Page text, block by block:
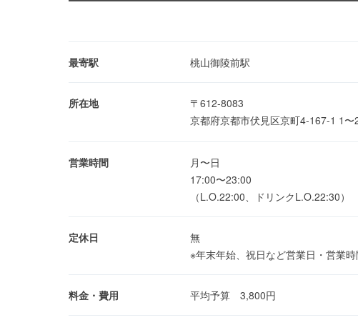
最寄駅 桃山御陵前駅
所在地
〒612-8083
京都府京都市伏見区京町4-167-1 1
営業時間
月〜日
17:00〜23:00
（L.O.22:00、ドリンクL.O.22:30）
定休日
無
※年末年始、祝日など営業日・営業
料金・費用 平均予算 3,800円